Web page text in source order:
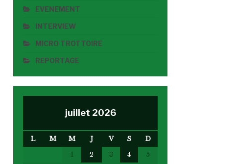
EVENEMENT
INTERVIEW
MICRO TROTTOIRE
REPORTAGE
juillet 2026
L M M J V S
D
1
2 3 4
5